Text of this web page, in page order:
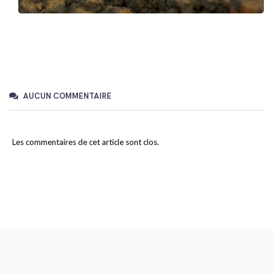
AUCUN COMMENTAIRE
Les commentaires de cet article sont clos.